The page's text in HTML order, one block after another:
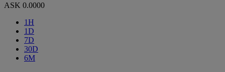
ASK 0.0000
1H
1D
7D
30D
6M